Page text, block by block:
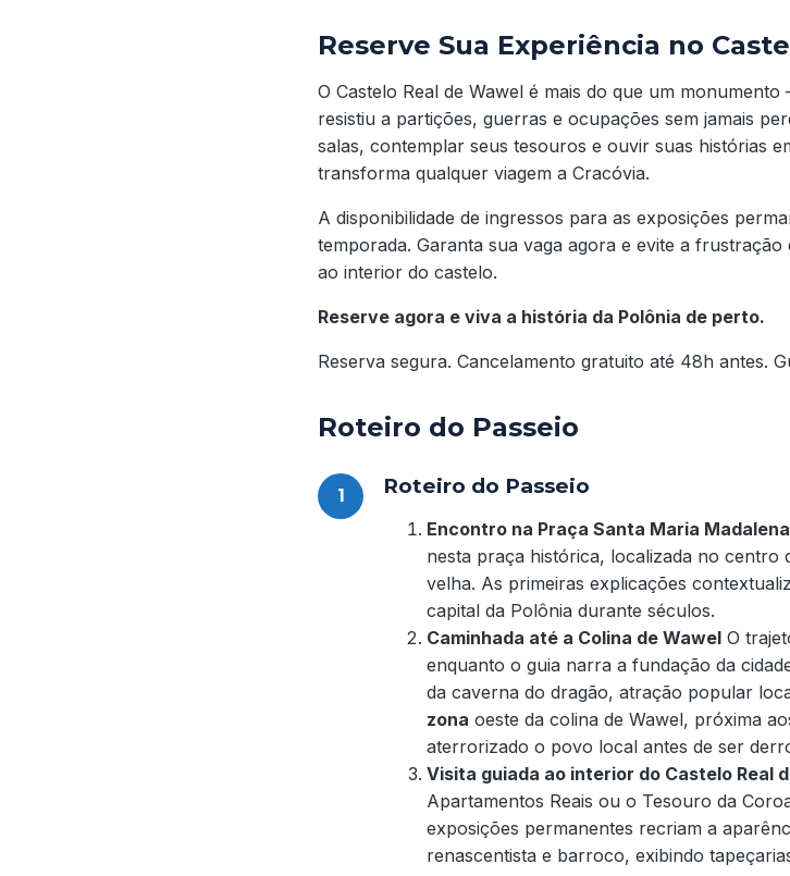
Reserve Sua Experiência no
O Castelo Real de Wawel é mais do que um
resistiu a partições, guerras e ocupações sem jamais
salas, contemplar seus tesouros e ouvir suas histórias
transforma qualquer viagem a Cracóvia.
A disponibilidade de ingressos para as exposições
temporada. Garanta sua vaga agora e evite a
ao interior do castelo.
Reserve agora e viva a história da Polônia de perto.
Reserva segura. Cancelamento gratuito até 48h antes.
Roteiro do Passeio
Roteiro do Passeio
Encontro na Praça Santa Maria Madalena
nesta praça histórica, localizada no centro
velha. As primeiras explicações
capital da Polônia durante séculos.
Caminhada até a Colina de Wawel O
enquanto o guia narra a fundação da
da caverna do dragão, atração popular
zona oeste da colina de Wawel, próxima
aterrorizado o povo local antes de ser
Visita guiada ao interior do Castelo Real
Apartamentos Reais ou o Tesouro da
exposições permanentes recriam a
renascentista e barroco, exibindo